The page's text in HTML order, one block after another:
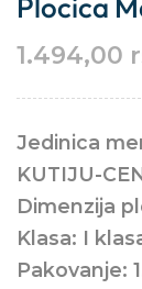
1.494,00
Jedinica
KUTIJU-
Dimenzija
Klasa: I
Pakovanje: